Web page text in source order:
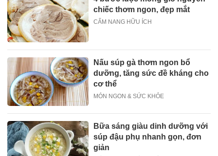
chiếc thơm ngon, đẹp mắt
CẨM NANG HỮU ÍCH
Nấu súp gà thơm ngon bổ
dưỡng, tăng sức đề kháng cho
cơ thể
MÓN NGON & SỨC KHỎE
Bữa sáng giàu dinh dưỡng với
súp đậu phụ nhanh gọn, đơn
giản